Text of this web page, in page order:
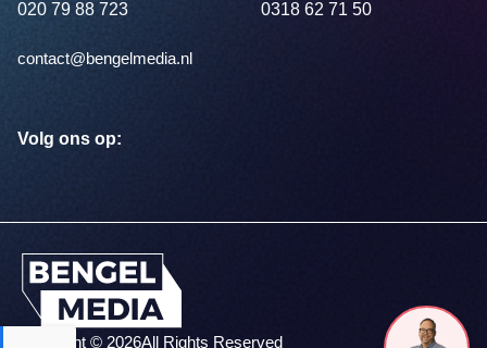
020 79 88 723 0318 62 71 50
contact@bengelmedia.nl
Volg ons op:
Copyright © 2026All Rights Reserved